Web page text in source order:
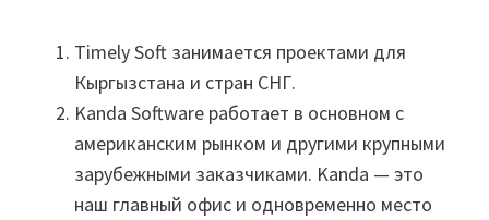
Timely Soft занимается проектами для
Кыргызстана и стран СНГ.
Kanda Software работает в основном с
американским рынком и другими крупными
зарубежными заказчиками. Kanda — это
наш главный офис и одновременно место